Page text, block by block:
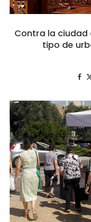
Contra la ciudad
tipo de